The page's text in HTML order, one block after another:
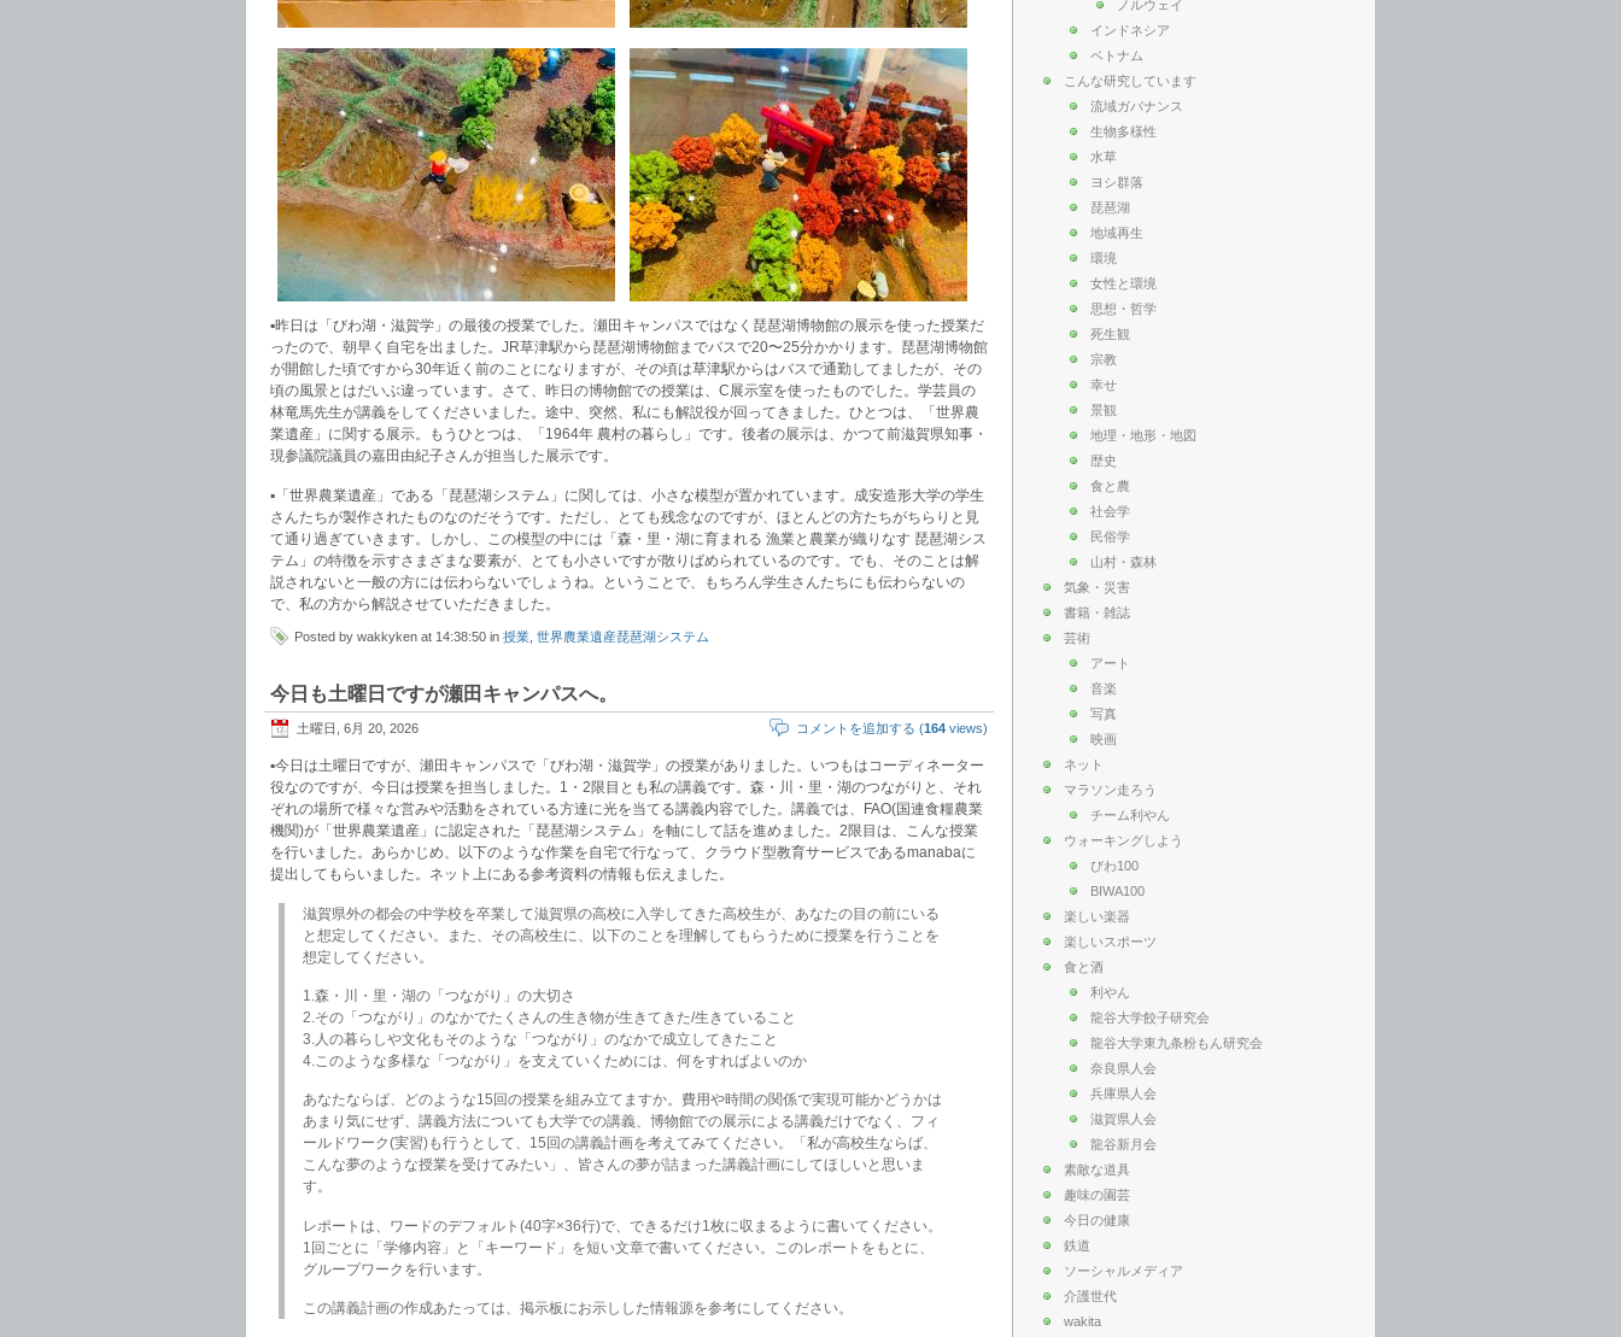
▪️昨日は「びわ湖・滋賀学」の最後の授業でした。瀬田キャンパスではなく琵琶湖博物館の展示を使った授業だ
ったので、朝早く自宅を出ました。JR草津駅から琵琶湖博物館までバスで20〜25分かかります。琵琶湖博物館
が開館した頃ですから30年近く前のことになりますが、その頃は草津駅からはバスで通勤してましたが、その
頃の風景とはだいぶ違っています。さて、昨日の博物館での授業は、C展示室を使ったものでした。学芸員の
林竜馬先生が講義をしてくださいました。途中、突然、私にも解説役が回ってきました。ひとつは、「世界農
業遺産」に関する展示。もうひとつは、「1964年 農村の暮らし」です。後者の展示は、かつて前滋賀県知事・
現参議院議員の嘉田由紀子さんが担当した展示です。
▪️「世界農業遺産」である「琵琶湖システム」に関しては、小さな模型が置かれています。成安造形大学の学生
さんたちが製作されたものなのだそうです。ただし、とても残念なのですが、ほとんどの方たちがちらりと見
て通り過ぎていきます。しかし、この模型の中には「森・里・湖に育まれる 漁業と農業が織りなす 琵琶湖シス
テム」の特徴を示すさまざまな要素が、とても小さいですが散りばめられているのです。でも、そのことは解
説されないと一般の方には伝わらないでしょうね。ということで、もちろん学生さんたちにも伝わらないの
で、私の方から解説させていただきました。
Posted by wakkyken at 14:38:50 in 授業 世界農業遺産琵琶湖システム
今日も土曜日ですが瀬田キャンパスへ。
土曜日, 6月 20, 2026 コメントを追加する (164 views)
▪️今日は土曜日ですが、瀬田キャンパスで「びわ湖・滋賀学」の授業がありました。いつもはコーディネーター
役なのですが、今日は授業を担当しました。1・2限目とも私の講義です。森・川・里・湖のつながりと、それ
ぞれの場所で様々な営みや活動をされている方達に光を当てる講義内容でした。講義では、FAO(国連食糧農業
機関)が「世界農業遺産」に認定された「琵琶湖システム」を軸にして話を進めました。2限目は、こんな授業
を行いました。あらかじめ、以下のような作業を自宅で行なって、クラウド型教育サービスであるmanabaに
提出してもらいました。ネット上にある参考資料の情報も伝えました。
滋賀県外の都会の中学校を卒業して滋賀県の高校に入学してきた高校生が、あなたの目の前にいる
と想定してください。また、その高校生に、以下のことを理解してもらうために授業を行うことを
想定してください。
1.森・川・里・湖の「つながり」の大切さ
2.その「つながり」のなかでたくさんの生き物が生きてきた/生きていること
3.人の暮らしや文化もそのような「つながり」のなかで成立してきたこと
4.このような多様な「つながり」を支えていくためには、何をすればよいのか
あなたならば、どのような15回の授業を組み立てますか。費用や時間の関係で実現可能かどうかは
あまり気にせず、講義方法についても大学での講義、博物館での展示による講義だけでなく、フィ
ールドワーク(実習)も行うとして、15回の講義計画を考えてみてください。「私が高校生ならば、
こんな夢のような授業を受けてみたい」、皆さんの夢が詰まった講義計画にしてほしいと思いま
す。
レポートは、ワードのデフォルト(40字×36行)で、できるだけ1枚に収まるように書いてください。
1回ごとに「学修内容」と「キーワード」を短い文章で書いてください。このレポートをもとに、
グループワークを行います。
この講義計画の作成あたっては、掲示板にお示しした情報源を参考にしてください。
ノルウェイ
インドネシア
ベトナム
こんな研究しています
流域ガバナンス
生物多様性
水草
ヨシ群落
琵琶湖
地域再生
環境
女性と環境
思想・哲学
死生観
宗教
幸せ
景観
地理・地形・地図
歴史
食と農
社会学
民俗学
山村・森林
気象・災害
書籍・雑誌
芸術
アート
音楽
写真
映画
ネット
マラソン走ろう
チーム利やん
ウォーキングしよう
びわ100
BIWA100
楽しい楽器
楽しいスポーツ
食と酒
利やん
龍谷大学餃子研究会
龍谷大学東九条粉もん研究会
奈良県人会
兵庫県人会
滋賀県人会
龍谷新月会
素敵な道具
趣味の園芸
今日の健康
鉄道
ソーシャルメディア
介護世代
wakita